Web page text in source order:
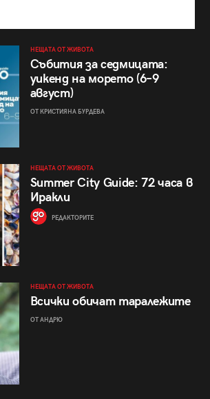
НЕЩАТА ОТ ЖИВОТА
Събития за седмицата:
уикенд на морето (6–9
август)
ОТ КРИСТИЯНА БУРДЕВА
НЕЩАТА ОТ ЖИВОТА
Summer City Guide: 72 часа в
Иракли
РЕДАКТОРИТЕ
НЕЩАТА ОТ ЖИВОТА
Всички обичат таралежите
ОТ АНДРЮ